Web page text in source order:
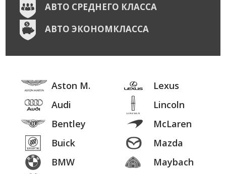
АВТО СРЕДНЕГО КЛАССА
АВТО ЭКОНОМКЛАССА
Aston M.
Audi
Bentley
Buick
BMW
Lexus
Lincoln
McLaren
Mazda
Maybach